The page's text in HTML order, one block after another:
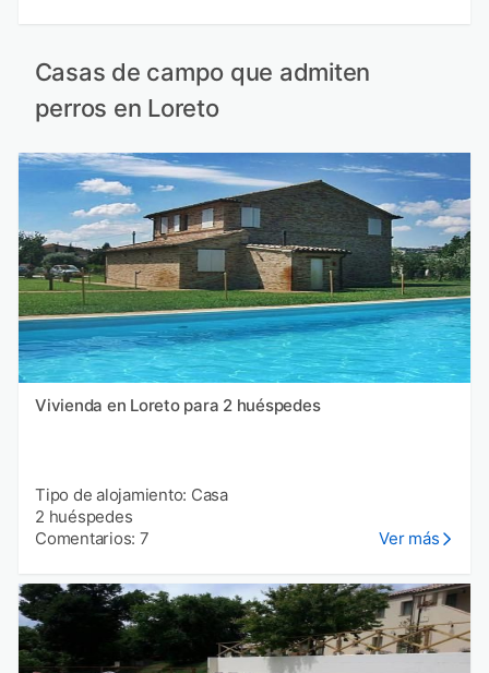
Casas de campo que admiten
perros en Loreto
Vivienda en Loreto para 2 huéspedes
Tipo de alojamiento: Casa
2 huéspedes
Comentarios: 7
Ver más